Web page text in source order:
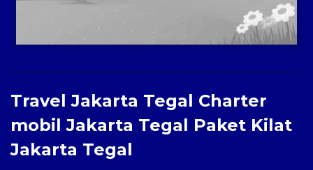
Travel Jakarta Tegal Charter
mobil Jakarta Tegal Paket Kilat
Jakarta Tegal